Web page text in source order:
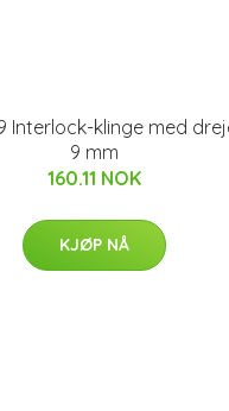
Interlock-klinge med
9 mm
160.11 NOK
KJØP NÅ